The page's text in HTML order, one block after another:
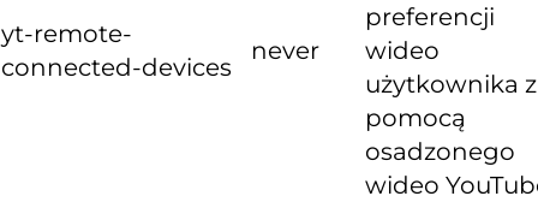
yt-remote-
connected-devices
never
preferencji
wideo
użytkownika
pomocą
osadzonego
wideo